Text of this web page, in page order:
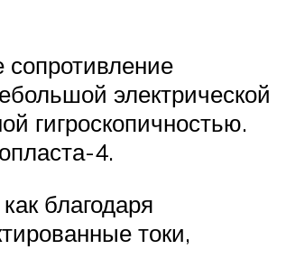
электрической
гигроскопичностью.
4.
благодаря
токи,